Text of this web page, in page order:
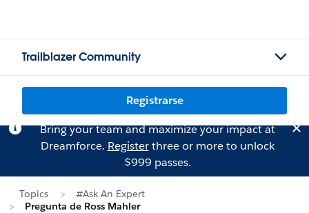
Trailblazer Community
Registrarse
Bring your team and maximize your impact at
Dreamforce. Registerthree or more to unlock
$999 passes.
Topics
#Ask An Expert
Pregunta de Ross Mahler